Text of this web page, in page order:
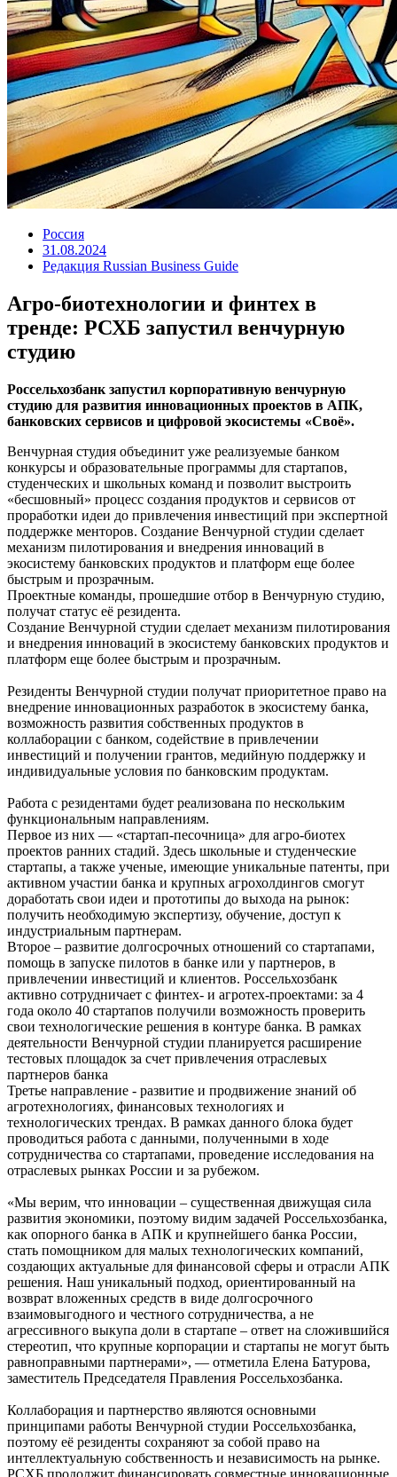
Россия
31.08.2024
Редакция Russian Business Guide
Агро-биотехнологии и финтех в
тренде: РСХБ запустил венчурную
студию
Россельхозбанк запустил корпоративную венчурную
студию для развития инновационных проектов в АПК,
банковских сервисов и цифровой экосистемы «Своё».
Венчурная студия объединит уже реализуемые банком
конкурсы и образовательные программы для стартапов,
студенческих и школьных команд и позволит выстроить
«бесшовный» процесс создания продуктов и сервисов от
проработки идеи до привлечения инвестиций при экспертной
поддержке менторов. Создание Венчурной студии сделает
механизм пилотирования и внедрения инноваций в
экосистему банковских продуктов и платформ еще более
быстрым и прозрачным.
Проектные команды, прошедшие отбор в Венчурную студию,
получат статус её резидента.
Создание Венчурной студии сделает механизм пилотирования
и внедрения инноваций в экосистему банковских продуктов и
платформ еще более быстрым и прозрачным.
Резиденты Венчурной студии получат приоритетное право на
внедрение инновационных разработок в экосистему банка,
возможность развития собственных продуктов в
коллаборации с банком, содействие в привлечении
инвестиций и получении грантов, медийную поддержку и
индивидуальные условия по банковским продуктам.
Работа с резидентами будет реализована по нескольким
функциональным направлениям.
Первое из них — «стартап-песочница» для агро-биотех
проектов ранних стадий. Здесь школьные и студенческие
стартапы, а также ученые, имеющие уникальные патенты, при
активном участии банка и крупных агрохолдингов смогут
доработать свои идеи и прототипы до выхода на рынок:
получить необходимую экспертизу, обучение, доступ к
индустриальным партнерам.
Второе – развитие долгосрочных отношений со стартапами,
помощь в запуске пилотов в банке или у партнеров, в
привлечении инвестиций и клиентов. Россельхозбанк
активно сотрудничает с финтех- и агротех-проектами: за 4
года около 40 стартапов получили возможность проверить
свои технологические решения в контуре банка. В рамках
деятельности Венчурной студии планируется расширение
тестовых площадок за счет привлечения отраслевых
партнеров банка
Третье направление - развитие и продвижение знаний об
агротехнологиях, финансовых технологиях и
технологических трендах. В рамках данного блока будет
проводиться работа с данными, полученными в ходе
сотрудничества со стартапами, проведение исследования на
отраслевых рынках России и за рубежом.
«Мы верим, что инновации – существенная движущая сила
развития экономики, поэтому видим задачей Россельхозбанка,
как опорного банка в АПК и крупнейшего банка России,
стать помощником для малых технологических компаний,
создающих актуальные для финансовой сферы и отрасли АПК
решения. Наш уникальный подход, ориентированный на
возврат вложенных средств в виде долгосрочного
взаимовыгодного и честного сотрудничества, а не
агрессивного выкупа доли в стартапе – ответ на сложившийся
стереотип, что крупные корпорации и стартапы не могут быть
равноправными партнерами», — отметила Елена Батурова,
заместитель Председателя Правления Россельхозбанка.
Коллаборация и партнерство являются основными
принципами работы Венчурной студии Россельхозбанка,
поэтому её резиденты сохраняют за собой право на
интеллектуальную собственность и независимость на рынке.
РСХБ продолжит финансировать совместные инновационные